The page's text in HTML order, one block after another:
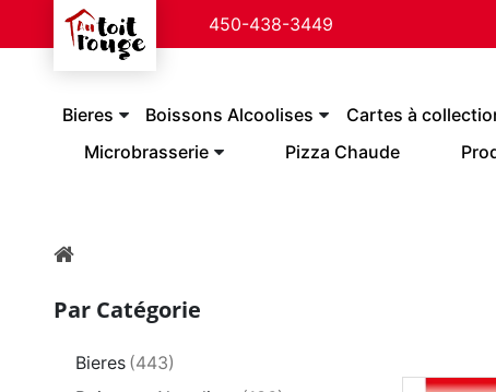
450-438-3449
Bieres Boissons Alcoolises Cartes à
Microbrasserie
Pizza Chaude
Par Catégorie
Bieres (443)